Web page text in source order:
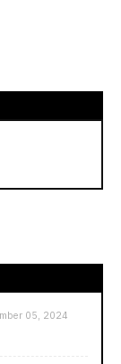
05, 2024